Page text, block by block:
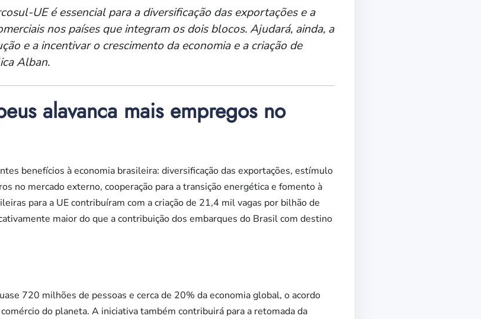
UE é essencial para a diversificação das exportações e a
nos países que integram os dois blocos. Ajudará, ainda, a
e a incentivar o crescimento da economia e a criação de
Alban.
alavanca mais empregos no
benefícios à economia brasileira: diversificação das exportações, estímulo
no mercado externo, cooperação para a transição energética e fomento à
para a UE contribuíram com a criação de 21,4 mil vagas por bilhão de
maior do que a contribuição dos embarques do Brasil com destino
720 milhões de pessoas e cerca de 20% da economia global, o acordo
do planeta. A iniciativa também contribuirá para a retomada da